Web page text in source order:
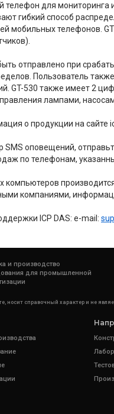
телефон для мониторинга
гибкий способ
мобильных телефонов.
отправлено при
Пользователь
GT-530 также имеет 2
лампами,
о продукции на сайте
SMS оповещений,
по телефонам,
компаниями,
ICP DAS: e-mail:
и производство
для промышленной
носит справочный характер и не